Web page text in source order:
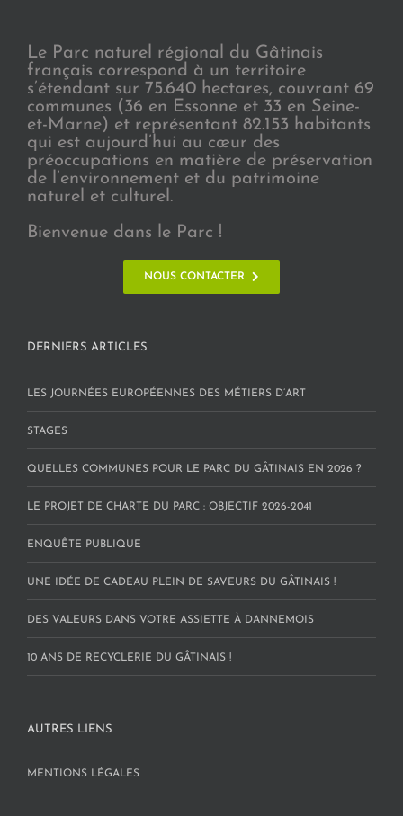
Le Parc naturel régional du Gâtinais
français correspond à un territoire
s’étendant sur 75.640 hectares, couvrant 69
communes (36 en Essonne et 33 en Seine-
et-Marne) et représentant 82.153 habitants
qui est aujourd’hui au cœur des
préoccupations en matière de préservation
de l’environnement et du patrimoine
naturel et culturel.
Bienvenue dans le Parc !
NOUS CONTACTER
DERNIERS ARTICLES
LES JOURNÉES EUROPÉENNES DES MÉTIERS D’ART
STAGES
QUELLES COMMUNES POUR LE PARC DU GÂTINAIS EN 2026 ?
LE PROJET DE CHARTE DU PARC : OBJECTIF 2026-2041
ENQUÊTE PUBLIQUE
UNE IDÉE DE CADEAU PLEIN DE SAVEURS DU GÂTINAIS !
DES VALEURS DANS VOTRE ASSIETTE À DANNEMOIS
10 ANS DE RECYCLERIE DU GÂTINAIS !
AUTRES LIENS
MENTIONS LÉGALES